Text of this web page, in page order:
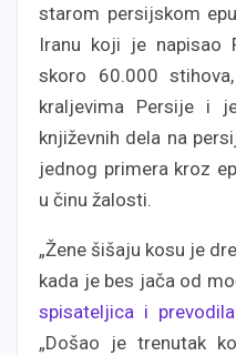
starom persijskom
Iranu koji je napisao
skoro 60.000
kraljevima Persije i
književnih dela na
jednog primera kroz
u činu žalosti.
„Žene šišaju kosu je
kada je bes jača od
spisateljica i
„Došao je trenutak